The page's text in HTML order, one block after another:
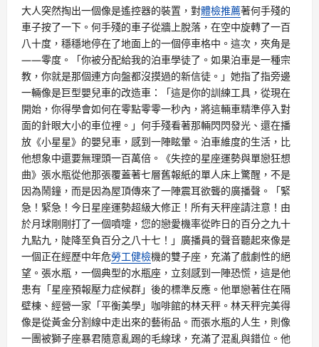
大人突然掏出一個像是遙控器的裝置，對體檢推薦著何手殘的
車子按了一下。何手殘的車子從牆上脫落，在空中旋轉了一百
八十度，穩穩地停在了地面上的一個停車格中。這次，夾角是
——零度。「你被分配給我的泊車學徒了。如果泊車是一種宗
教，你就是那個連方向盤都沒摸過的新信徒。」她指了指旁邊
一輛像是巨型嬰兒車的改造車：「這是你的訓練工具，從現在
開始，你得學會如何在零點零零一秒內，將這輛車精準停入對
面的針眼大小的車位裡。」何手殘看著那輛閃閃發光、還在播
放《小星星》的嬰兒車，感到一陣眩暈。泊車維度的生活，比
他想象中還要無理頭一百萬倍。《失控的星座運勢與單戀狂想
曲》張水瓶從他那張覆蓋著七層舊報紙的單人床上驚醒，不是
因為鬧鐘，而是因為屋頂傳來了一陣震耳欲聾的廣播聲。「緊
急！緊急！今日星座運勢超級大修正！所有天秤座請注意！由
於月球剛剛打了一個噴嚏，您的戀愛機率從昨日的百分之九十
九點九，陡降至負百分之八十七！」廣播員的聲音聽起來像是
一個正在經歷中年危勞工健檢機的雙子座，充滿了戲劇性的絕
望。張水瓶，一個典型的水瓶座，立刻感到一陣恐慌，這是他
患有「星座預報壓力症候群」後的標準反應。他單戀著住在隔
壁棟、經營一家「平衡美學」咖啡館的林天秤。林天秤完美得
像是從黃金分割線中走出來的藝術品。而張水瓶的人生，則像
一團被獅子座暴君隨意亂踢的毛線球，充滿了混亂與錯位。他